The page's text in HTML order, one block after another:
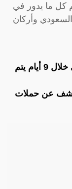
كل ما يدور في
وأركان
عاجل الضمان الاجتماعي خلال 9 أيام يتم
عن حملات